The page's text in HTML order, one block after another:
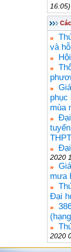
16:05)
và
phục
mùa
THPT
2020
mưa
Đại
2020